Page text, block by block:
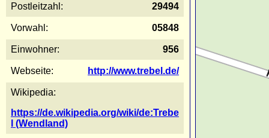
Postleitzahl: 29494
Vorwahl: 05848
Einwohner: 956
Webseite: http://www.trebel.de/
Wikipedia:
https://de.wikipedia.org/wiki/de:Trebe
l (Wendland)